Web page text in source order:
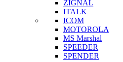
ZIGNAL
ITALK
ICOM
MOTOROLA
MS Marshal
SPEEDER
SPENDER